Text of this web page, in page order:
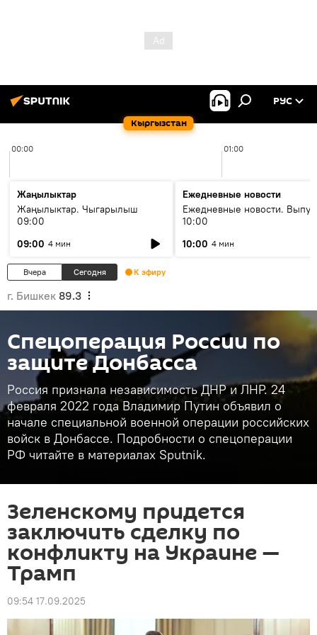
Кыргызстан
РУС
00:00 01:00
Жаңылыктар
Жаңылыктар. Чыгарылыш
09:00
09:00 4 мин
Ежедневные новости
Ежедневные новости.
10:00
10:00 4 мин
Вчера Сегодня К эфиру
г. Бишкек 89.3
Спецоперация России по
защите Донбасса
Россия признала независимость ДНР и ЛНР. 24
февраля 2022 года Владимир Путин объявил о
начале специальной военной операции российских
войск в Донбассе. Подробности о спецоперации
РФ читайте в материалах Sputnik.
Зеленскому придется
заключить сделку по
конфликту на Украине —
Трамп
09:54 17.09.2025